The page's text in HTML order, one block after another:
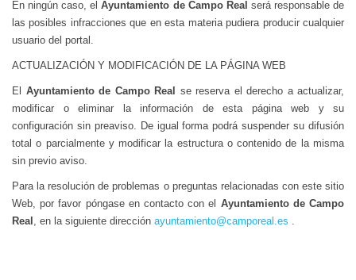
En ningún caso, elAyuntamiento de Campo Real será responsable de
las posibles infracciones que en esta materia pudiera producir cualquier
usuario del portal.
ACTUALIZACIÓN Y MODIFICACIÓN DE LA PÁGINA WEB
El Ayuntamiento de Campo Real se reserva el derecho a actualizar,
modificar o eliminar la información de esta página web y su
configuración sin preaviso. De igual forma podrá suspender su difusión
total o parcialmente y modificar la estructura o contenido de la misma
sin previo aviso.
Para la resolución de problemas o preguntas relacionadas con este sitio
Web, por favor póngase en contacto con el Ayuntamiento de Campo
Real , en la siguiente dirección ayuntamiento@camporeal.es .